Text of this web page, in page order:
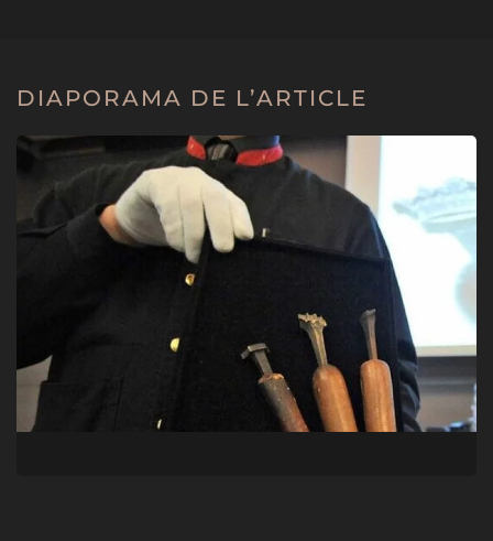
DIAPORAMA DE L’ARTICLE